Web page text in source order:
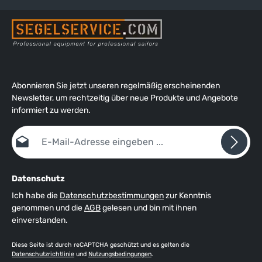
Abonnieren Sie jetzt unseren regelmäßig erscheinenden
Newsletter, um rechtzeitig über neue Produkte und Angebote
informiert zu werden.
E-Mail-Adresse*
Datenschutz
Ich habe die Datenschutzbestimmungenzur Kenntnis
genommen und dieAGBgelesen und bin mit ihnen
einverstanden.
Diese Seite ist durch reCAPTCHA geschützt und es gelten die
Datenschutzrichtlinie und Nutzungsbedingungen.